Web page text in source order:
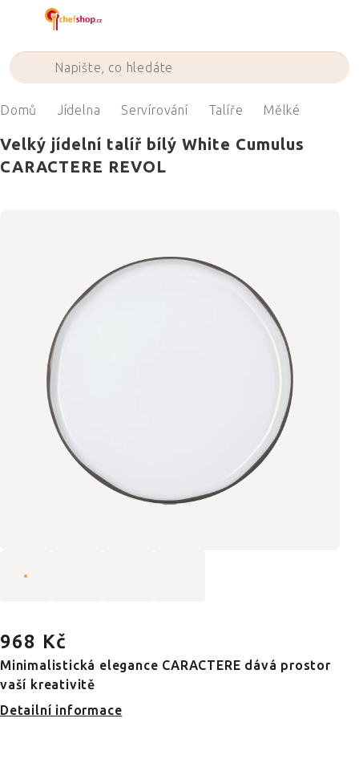
Domů Jídelna Servírování Talíře Mělké
Velký jídelní talíř bílý White Cumulus
CARACTERE REVOL
968 Kč
Minimalistická elegance CARACTERE dává prostor
vaší kreativitě
Detailní informace